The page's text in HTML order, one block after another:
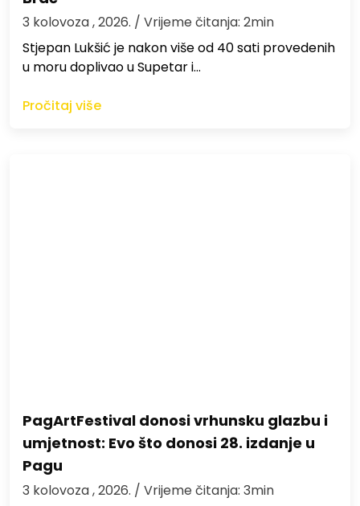
3 kolovoza , 2026. / Vrijeme čitanja: 2min
St​jepan Lukšić je nakon više od 40 sati provedenih
u moru doplivao u Supetar i…
Pročitaj više
PagArtFestival donosi vrhunsku glazbu i
umjetnost: Evo što donosi 28. izdanje u
Pagu
3 kolovoza , 2026. / Vrijeme čitanja: 3min